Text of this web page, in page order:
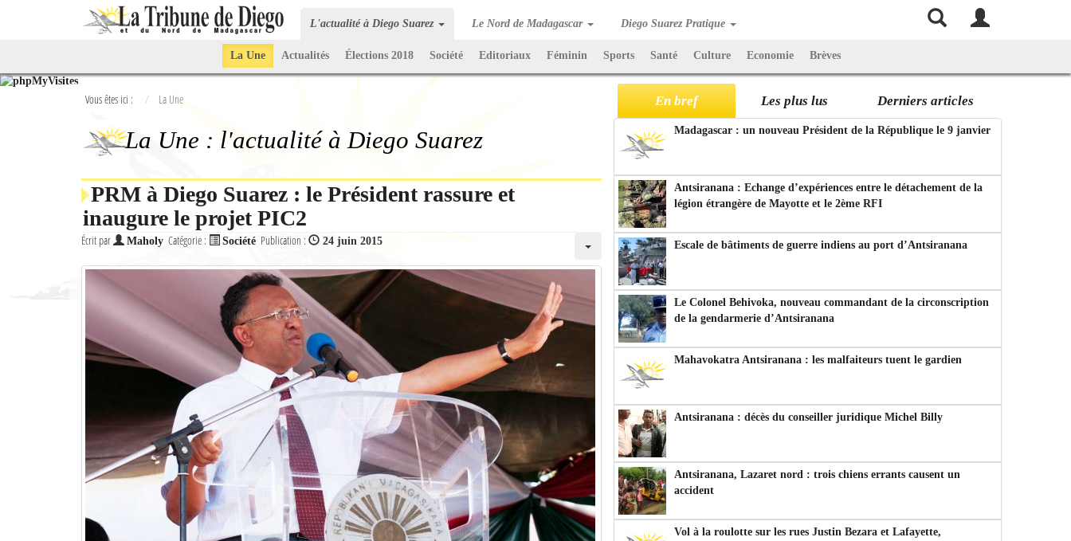
L'actualité à Diego Suarez Le Nord de Madagascar Diego Suarez Pratique
La Une Actualités Élections 2018 Société Editoriaux Féminin Sports Santé Culture Economie Brèves
Vous êtes ici : La Une
La Une : l'actualité à Diego Suarez
PRM à Diego Suarez : le Président rassure et
inaugure le projet PIC2
Écrit par Maholy Catégorie : Société Publication : 24 juin 2015
En bref Les plus lus Derniers articles
Madagascar : un nouveau Président de la République le 9 janvier
Antsiranana : Echange d’expériences entre le détachement de la
légion étrangère de Mayotte et le 2ème RFI
Escale de bâtiments de guerre indiens au port d’Antsiranana
Le Colonel Behivoka, nouveau commandant de la circonscription
de la gendarmerie d’Antsiranana
Mahavokatra Antsiranana : les malfaiteurs tuent le gardien
Antsiranana : décès du conseiller juridique Michel Billy
Antsiranana, Lazaret nord : trois chiens errants causent un
accident
Vol à la roulotte sur les rues Justin Bezara et Lafayette,